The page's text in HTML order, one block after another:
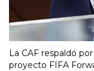
La CAF respaldó
proyecto FIFA